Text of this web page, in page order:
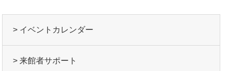
> イベントカレンダー
> 来館者サポート